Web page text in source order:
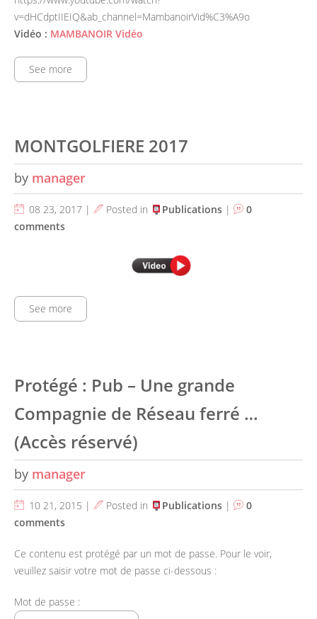
v=dHCdptIIEIQ&ab_channel=MambanoirVid%C3%A9o
Vidéo : MAMBANOIR Vidéo
See more
MONTGOLFIERE 2017
by manager
08 23, 2017 | Posted in Publications|
0
comments
See more
Protégé : Pub – Une grande
Compagnie de Réseau ferré …
(Accès réservé)
by manager
10 21, 2015 | Posted in Publications|
0
comments
Ce contenu est protégé par un mot de passe. Pour le voir,
veuillez saisir votre mot de passe ci-dessous :
Mot de passe :